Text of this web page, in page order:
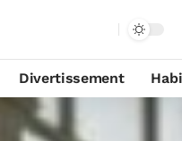
Divertissement